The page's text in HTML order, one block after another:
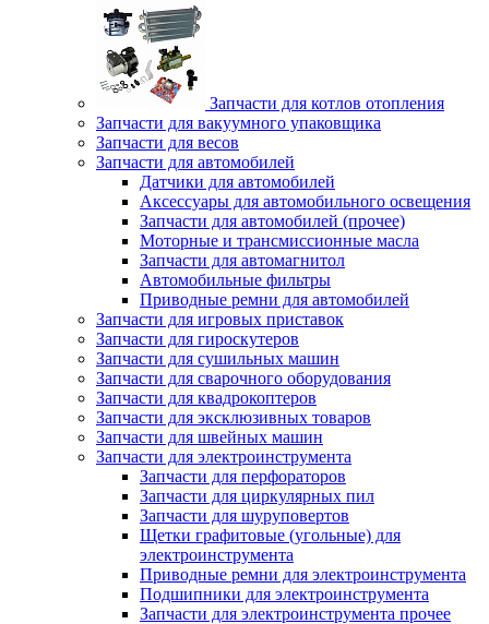
Запчасти для котлов отопления
Запчасти для вакуумного упаковщика
Запчасти для весов
Запчасти для автомобилей
Датчики для автомобилей
Аксессуары для автомобильного освещения
Запчасти для автомобилей (прочее)
Моторные и трансмиссионные масла
Запчасти для автомагнитол
Автомобильные фильтры
Приводные ремни для автомобилей
Запчасти для игровых приставок
Запчасти для гироскутеров
Запчасти для сушильных машин
Запчасти для сварочного оборудования
Запчасти для квадрокоптеров
Запчасти для эксклюзивных товаров
Запчасти для швейных машин
Запчасти для электроинструмента
Запчасти для перфораторов
Запчасти для циркулярных пил
Запчасти для шуруповертов
Щетки графитовые (угольные) для
электроинструмента
Приводные ремни для электроинструмента
Подшипники для электроинструмента
Запчасти для электроинструмента прочее